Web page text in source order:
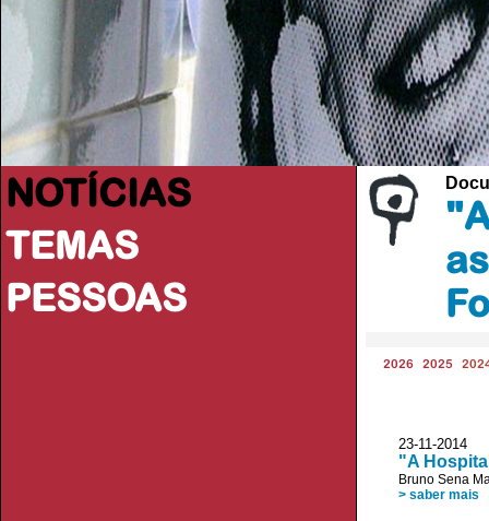
NOTÍCIAS
TEMAS
PESSOAS
2026 2025
23-11-
"A
Bruno Sena
> saber mais